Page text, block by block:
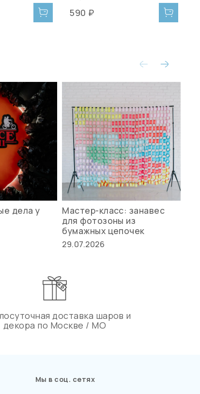
590 ₽
дела у
Мастер-класс: занавес
для фотозоны из
бумажных цепочек
29.07.2026
доставка шаров и
декора по Москве / МО
Мы в соц. сетях